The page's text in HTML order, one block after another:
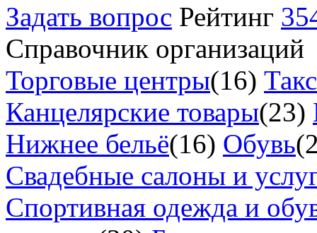
Задать вопрос Рейтинг
Справочник организаций
Торговые центры(16)
Канцелярские товары(23)
Нижнее бельё(16) Обувь
Свадебные салоны и
Спортивная одежда и